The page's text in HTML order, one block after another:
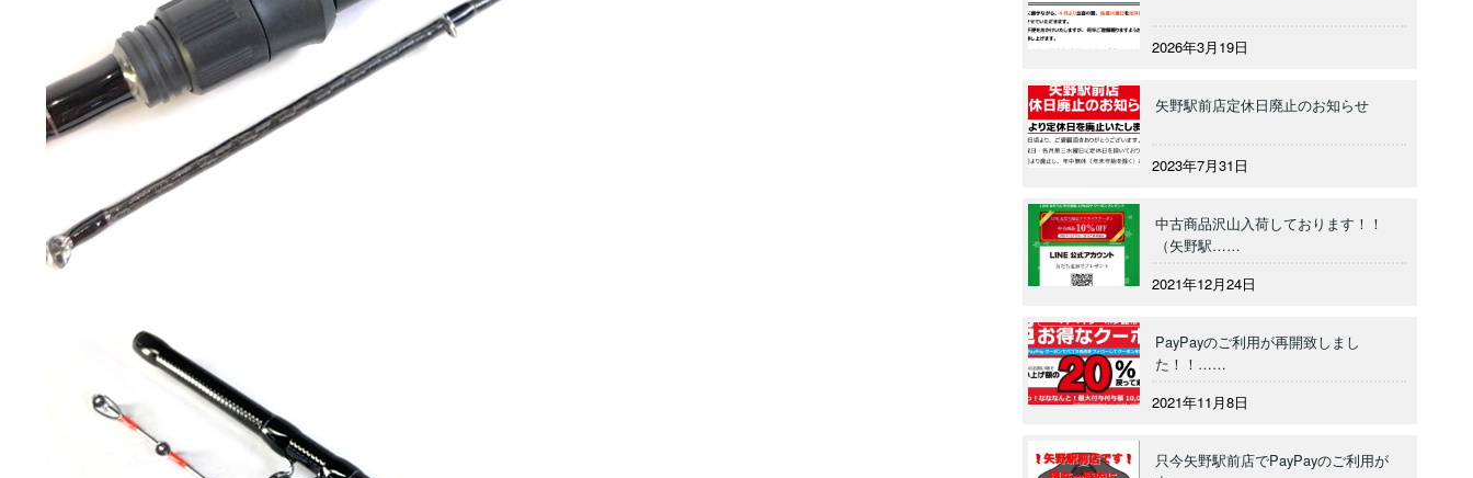
2026年3月19日
矢野駅前店定休日廃止のお知らせ
2023年7月31日
中古商品沢山入荷しております！！
（矢野駅……
2021年12月24日
PayPayのご利用が再開致しまし
た！！……
2021年11月8日
只今矢野駅前店でPayPayのご利用が